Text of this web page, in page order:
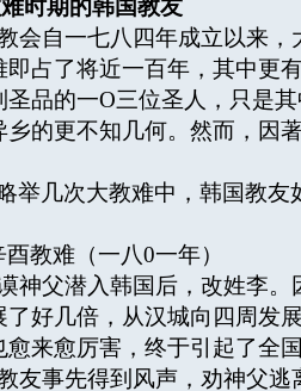
时期的韩国教友
会自一七八四年成立以来，
即占了将近一百年，其中更
圣品的一O三位圣人，只是
乡的更不知几何。然而，因
举几次大教难中，韩国教
酉教难（一八0一年）
神父潜入韩国后，改姓李。
了好几倍，从汉城向四周发
愈来愈厉害，终于引起了全
友事先得到风声，劝神父逃